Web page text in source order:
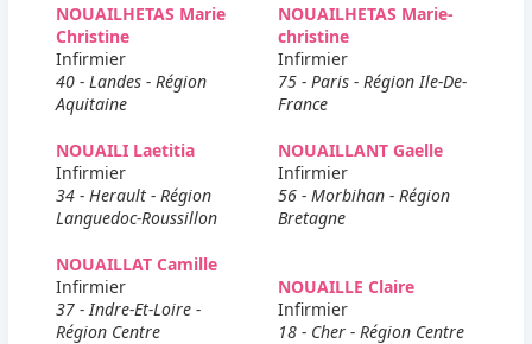
NOUAILHETAS Marie
Christine
Infirmier
40 - Landes - Région
Aquitaine
NOUAILHETAS Marie-
christine
Infirmier
75 - Paris - Région Ile-De-
France
NOUAILI Laetitia
Infirmier
34 - Herault - Région
Languedoc-Roussillon
NOUAILLANT Gaelle
Infirmier
56 - Morbihan - Région
Bretagne
NOUAILLAT Camille
Infirmier
37 - Indre-Et-Loire -
Région Centre
NOUAILLE Claire
Infirmier
18 - Cher - Région Centre